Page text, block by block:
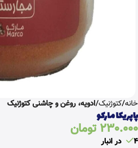
خانه کتوژنیک ادویه، روغن و چاشنی کتوژنیک
پاپریکا مارکو
230.000تومان
4 در انبار